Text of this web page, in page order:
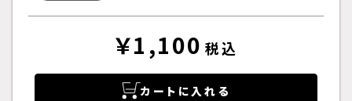
￥1,100 税込
カートに入れる